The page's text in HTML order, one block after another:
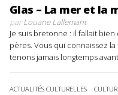
Glas – La mer et la
parLouane Lallemant
Je suis bretonne : il fallait
pères. Vous qui connaissez
tenons jamais longtemps
ACTUALITÉS CULTURELLES